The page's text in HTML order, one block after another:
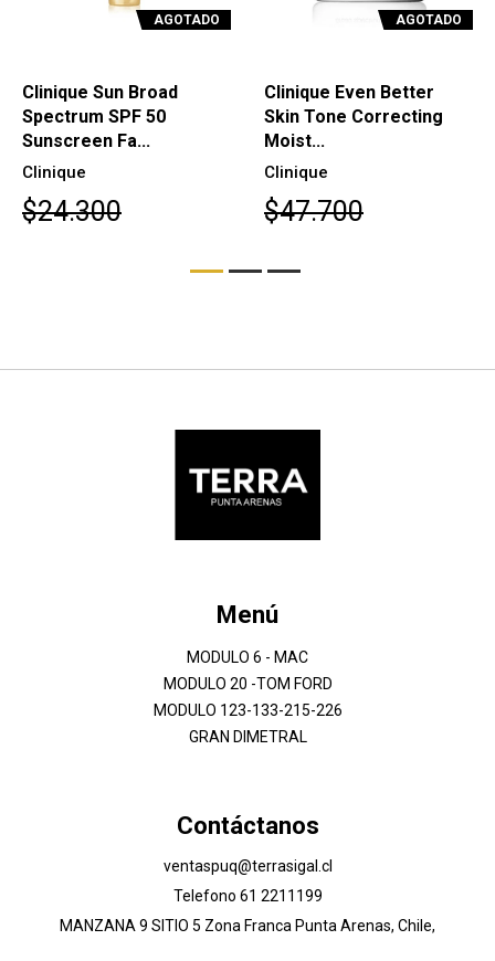
AGOTADO
Clinique Sun Broad
Spectrum SPF 50
Sunscreen Fa...
Clinique
$24.300
AGOTADO
Clinique Even Better
Skin Tone Correcting
Moist...
Clinique
$47.700
Menú
MODULO 6 - MAC
MODULO 20 -TOM FORD
MODULO 123-133-215-226
GRAN DIMETRAL
Contáctanos
ventaspuq@terrasigal.cl
Telefono 61 2211199
MANZANA 9 SITIO 5 Zona Franca Punta Arenas, Chile,